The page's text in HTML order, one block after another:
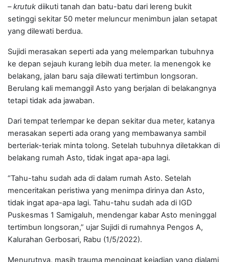
– krutuk diikuti tanah dan batu-batu dari lereng bukit
setinggi sekitar 50 meter meluncur menimbun jalan setapat
yang dilewati berdua.
Sujidi merasakan seperti ada yang melemparkan tubuhnya
ke depan sejauh kurang lebih dua meter. Ia menengok ke
belakang, jalan baru saja dilewati tertimbun longsoran.
Berulang kali memanggil Asto yang berjalan di belakangnya
tetapi tidak ada jawaban.
Dari tempat terlempar ke depan sekitar dua meter, katanya
merasakan seperti ada orang yang membawanya sambil
berteriak-teriak minta tolong. Setelah tubuhnya diletakkan di
belakang rumah Asto, tidak ingat apa-apa lagi.
“Tahu-tahu sudah ada di dalam rumah Asto. Setelah
menceritakan peristiwa yang menimpa dirinya dan Asto,
tidak ingat apa-apa lagi. Tahu-tahu sudah ada di IGD
Puskesmas 1 Samigaluh, mendengar kabar Asto meninggal
tertimbun longsoran,” ujar Sujidi di rumahnya Pengos A,
Kalurahan Gerbosari, Rabu (1/5/2022).
Menurutnya, masih trauma mengingat kejadian yang dialami